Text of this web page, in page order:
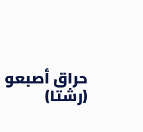
حراق أصبعو
(رشتا)